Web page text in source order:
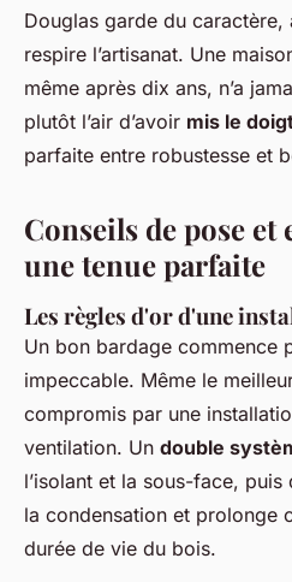
Douglas garde du caractère,
respire l’artisanat. Une
même après dix ans, n’a
plutôt l’air d’avoir mis le
parfaite entre robustesse et
Conseils de pose
une tenue parfaite
Les règles d'or d'une
Un bon bardage commence
impeccable. Même le
compromis par une
ventilation. Un double
l’isolant et la sous-face,
la condensation et prolonge
durée de vie du bois.